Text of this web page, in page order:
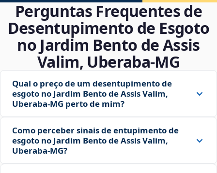
Perguntas Frequentes de
Desentupimento de Esgoto
no Jardim Bento de Assis
Valim, Uberaba‑MG
Qual o preço de um desentupimento de
esgoto no Jardim Bento de Assis Valim,
Uberaba‑MG perto de mim?
Como perceber sinais de entupimento de
esgoto no Jardim Bento de Assis Valim,
Uberaba‑MG?